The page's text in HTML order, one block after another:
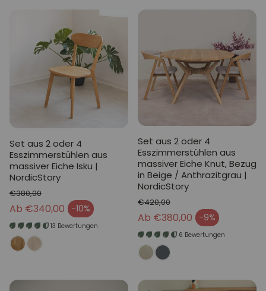
Bücherregale
Sitzbänke
Set aus 2 oder 4
Esszimmerstühlen aus
massiver Eiche Isku |
NordicStory
Ab €340,00 -10%
Verkaufspreis
Normaler Preis
€380,00
13 Bewertungen
Set aus 2 oder 4
Esszimmerstühlen aus
massiver Eiche Knut, Bezug
in Beige / Anthrazitgrau |
NordicStory
Ab €380,00 -9%
Verkaufspreis
Normaler Preis
€420,00
6 Bewertungen